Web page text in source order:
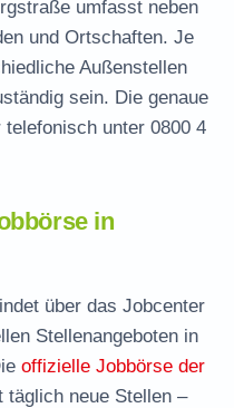
umfasst neben
und Ortschaften. Je
Außenstellen
sein. Die genaue
telefonisch unter 0800 4
in
über das Jobcenter
Stellenangeboten in
offizielle Jobbörse der
täglich neue Stellen –